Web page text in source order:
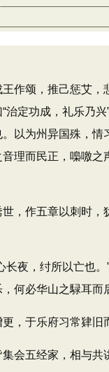
颂，推己惩艾，
定功成，礼乐乃
以为州异国殊，
理而民正，嘄噭
作五章以刺时，
，纣所以亡也。
何必华山之騄耳而
，于乐府习常肄旧
五经家，相与共